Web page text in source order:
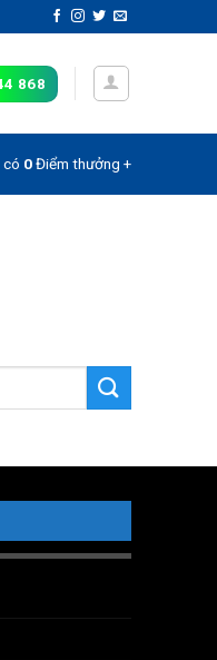
868
có 0Điểm thưởng +